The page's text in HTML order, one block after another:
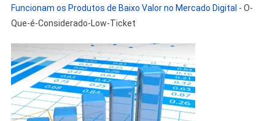
Funcionam os Produtos de Baixo Valor no Mercado Digital - O-
Que-é-Considerado-Low-Ticket